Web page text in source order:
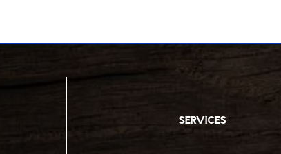
services